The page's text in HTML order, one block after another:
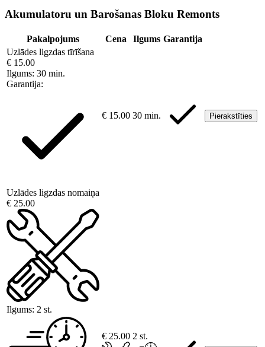
Akumulatoru un Barošanas Bloku Remonts
Pakalpojums Cena Ilgums Garantija
Uzlādes ligzdas tīrīšana
€ 15.00
Ilgums: 30 min.
Garantija:
€ 15.00 30 min. Pierakstīties
Uzlādes ligzdas nomaiņa
€ 25.00
Ilgums: 2 st.
€ 25.00 2 st.